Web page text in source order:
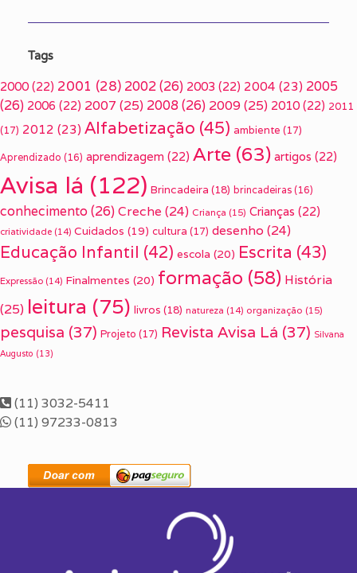
Tags
2000 (22) 2001 (28) 2002(26) 2003 (22) 2004 (23) 2005
(26) 2006 (22) 2007 (25) 2008(26) 2009(25) 2010 (22) 2011
(17) 2012 (23) Alfabetização (45) ambiente (17)
Aprendizado (16) aprendizagem (22) Arte (63) artigos (22)
Avisa lá (122) Brincadeira (18) brincadeiras (16)
conhecimento(26) Creche (24) Criança (15) Crianças (22)
criatividade (14) Cuidados (19) cultura (17) desenho (24)
Educação Infantil (42) escola (20) Escrita (43)
Expressão (14) Finalmentes (20) formação (58) História
(25) leitura (75) livros (18) natureza (14) organização (15)
pesquisa (37) Projeto (17) Revista Avisa Lá (37) Silvana
Augusto (13)
(11) 3032-5411
(11) 97233-0813